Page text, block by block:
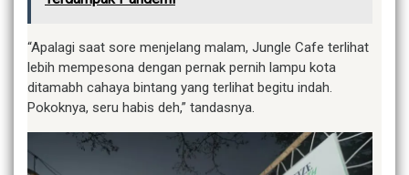
“Apalagi saat sore menjelang malam, Jungle Cafe terlihat
lebih mempesona dengan pernak pernih lampu kota
ditamabh cahaya bintang yang terlihat begitu indah.
Pokoknya, seru habis deh,” tandasnya.